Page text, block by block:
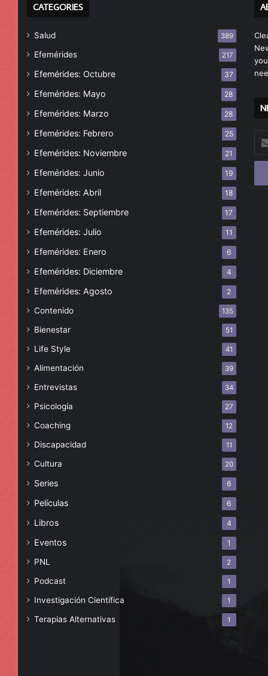
CATEGORIES
Salud 389
Efemérides 217
Efemérides: Octubre 37
Efemérides: Mayo 28
Efemérides: Marzo 28
Efemérides: Febrero 25
Efemérides: Noviembre 21
Efemérides: Junio 19
Efemérides: Abril 18
Efemérides: Septiembre 17
Efemérides: Julio 11
Efemérides: Enero 6
Efemérides: Diciembre 4
Efemérides: Agosto 2
Contenido 135
Bienestar 51
Life Style 41
Alimentación 39
Entrevistas 34
Psicología 27
Coaching 12
Discapacidad 11
Cultura 20
Series 6
Películas 6
Libros 4
Eventos 1
PNL 2
Podcast 1
Investigación Científica 1
Terapias Alternativas 1